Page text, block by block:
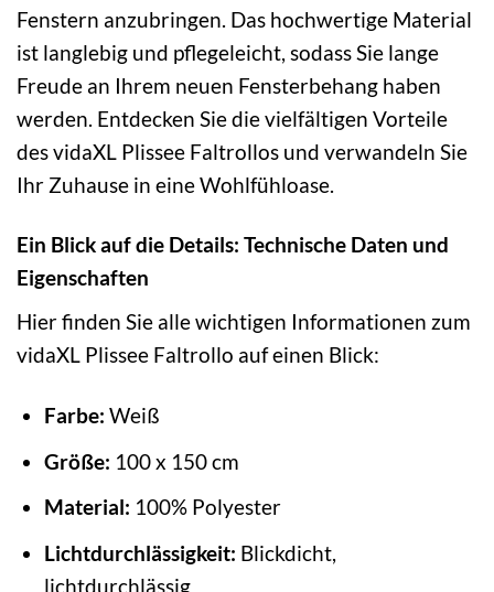
Fenstern anzubringen. Das hochwertige Material
ist langlebig und pflegeleicht, sodass Sie lange
Freude an Ihrem neuen Fensterbehang haben
werden. Entdecken Sie die vielfältigen Vorteile
des vidaXL Plissee Faltrollos und verwandeln Sie
Ihr Zuhause in eine Wohlfühloase.
Ein Blick auf die Details: Technische Daten und
Eigenschaften
Hier finden Sie alle wichtigen Informationen zum
vidaXL Plissee Faltrollo auf einen Blick:
Farbe: Weiß
Größe: 100 x 150 cm
Material: 100% Polyester
Lichtdurchlässigkeit: Blickdicht,
lichtdurchlässig